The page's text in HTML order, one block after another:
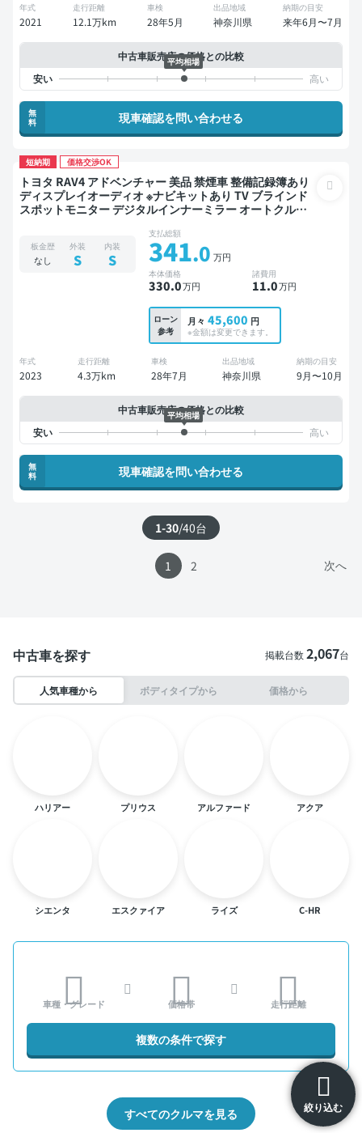
絞り込む
年式
2021
走行距離
12.1万km
車検
28年5月
出品地域
神奈川県
納期の目安
来年6月〜7月
中古車販売店の価格との比較
平均相場
無
料
現車確認を問い合わせる
短納期 価格交渉OK
トヨタ RAV4 アドベンチャー 美品 禁煙車 整備記録簿あり
ディスプレイオーディオ ※ナビキットあり TV ブラインド
スポットモニター デジタルインナーミラー オートクルー
位カメラ ドライブレコーダー 社外アルミ 衝突軽減
板金歴
なし
外装
S
内装
S
支払総額
341.0 万円
本体価格
330.0万円
諸費用
11.0万円
ローン
参考
月々 45,600 円
※金額は変更できます。
年式
2023
走行距離
4.3万km
車検
28年7月
出品地域
神奈川県
納期の目安
9月〜10月
中古車販売店の価格との比較
平均相場
無
料
現車確認を問い合わせる
1-30/40台
次へ
1 2
中古車を探す 掲載台数2,067台
人気車種から ボディタイプから 価格から
ハリアー プリウス アルファード アクア
シエンタ エスクァイア ライズ C-HR
車種・グレード 価格帯 走行距離
複数の条件で探す
すべてのクルマを見る